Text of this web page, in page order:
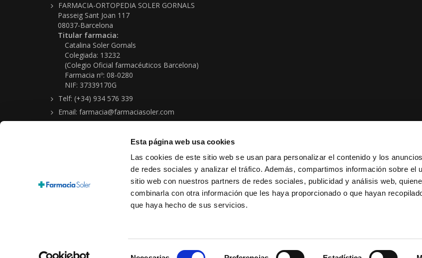
Esta página web usa cookies
Las cookies de este sitio web se usan para personalizar el contenido y los
de redes sociales y analizar el tráfico. Además, compartimos información sobre el
sitio web con nuestros partners de redes sociales, publicidad y análisis web,
combinarla con otra información que les haya proporcionado o que hayan
que haya hecho de sus servicios.
FARMACIA-ORTOPEDIA SOLER GORNALS
Passeig Sant Joan 117
08037-Barcelona
Titular farmacia:
Catalina Soler Gornals
Colegiada: 13232
(Colegio Oficial farmacéuticos Barcelona)
Farmacia nº: 08-0280
NIF: 37339170G
Telf: (+34) 934 576 339
Email: farmacia@farmaciasoler.com
Copyright © 2026 Farmacia-Ortopedia Soler Gornals
Política protección de datos personales |Condiciones de venta|Política de